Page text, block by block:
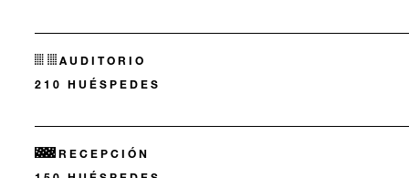
AUDITORIO
210 HUÉSPEDES
RECEPCIÓN